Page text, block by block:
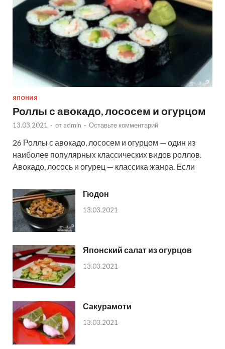
ЯПОНИЯ
Роллы с авокадо, лососем и огурцом
13.03.2021 - от admin - Оставьте комментарий
26 Роллы с авокадо, лососем и огурцом — один из
наиболее популярных классических видов роллов.
Авокадо, лосось и огурец — классика жанра. Если
Гюдон
13.03.2021
Японский салат из огурцов
13.03.2021
Сакурамоти
13.03.2021